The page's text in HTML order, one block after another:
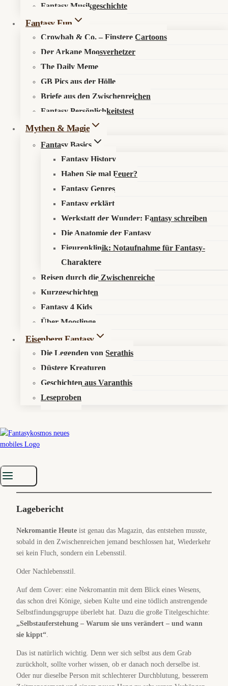
Fantasy Musikgeschichte
Fantasy Fun
Crowbah & Co. – Finstere Cartoons
Der Arkane Moosverhetzer
The Daily Meme
GB Pics aus der Hölle
Briefe aus den Zwischenreichen
Fantasy Persönlichkeitstest
Mythen & Magie
Fantasy Basics
Fantasy History
Haben Sie mal Feuer?
Fantasy Genres
Fantasy erklärt
Werkstatt der Wunder: Fantasy schreiben
Die Anatomie der Fantasy
Figurenklinik: Notaufnahme für Fantasy-
Charaktere
Reisen durch die Zwischenreiche
Kurzgeschichten
Fantasy 4 Kids
Über Mooslinge
Eisenberg Fantasy
Die Legenden von Serathis
Düstere Kreaturen
Geschichten aus Varanthis
Leseproben
Search in content
The Daily Meme»
Meme #165 – Nekromantie Heute: Trendthema
Selbstauferstehung
The Daily Meme #165 – Nekromantie
Heute: Trendthema Selbstauferstehung
Boneys Logbuch-Eintrag
von vor 180 Jahren. Es nickt immer noch zustimmend.
den Gassen, drinnen riecht es nach altem Papier, kaltem Tee und
Lagebericht
Nekromantie Heute ist genau das Magazin, das entstehen musste,
sobald in den Zwischenreichen jemand beschlossen hat, Wiederkehr
sei kein Fluch, sondern ein Lebensstil.
Oder Nachlebensstil.
Auf dem Cover: eine Nekromantin mit dem Blick eines Wesens,
das schon drei Könige, sieben Kulte und eine tödlich anstrengende
Selbstfindungsgruppe überlebt hat. Dazu die große Titelgeschichte:
„Selbstauferstehung – Warum sie uns verändert – und wann
sie kippt“.
Das ist natürlich wichtig. Denn wer sich selbst aus dem Grab
zurückholt, sollte vorher wissen, ob er danach noch derselbe ist.
Oder nur dieselbe Person mit schlechterer Durchblutung, besserem